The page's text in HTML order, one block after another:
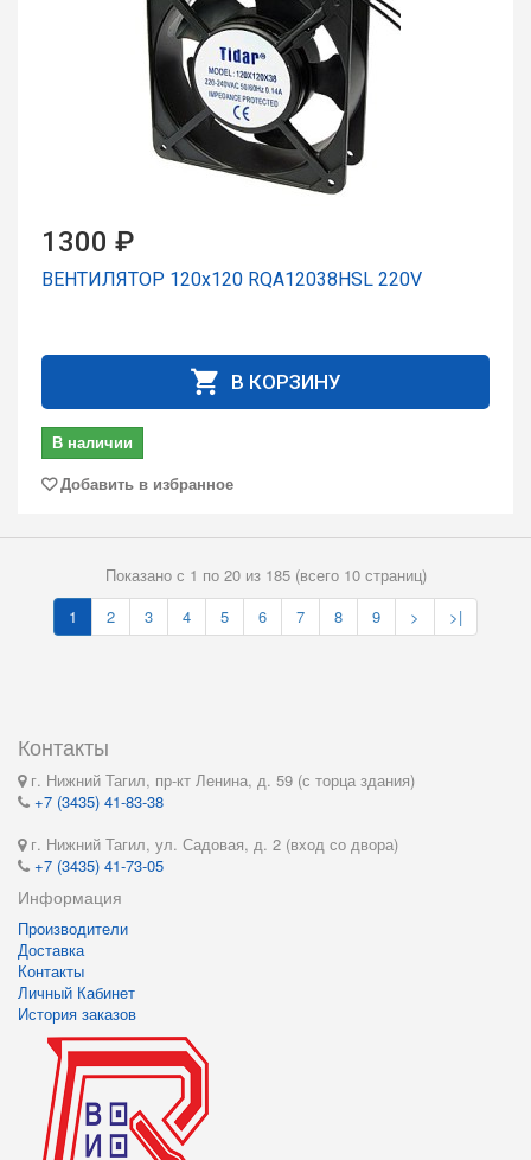
1300 ₽
ВЕНТИЛЯТОР 120x120 RQA12038HSL 220V
В КОРЗИНУ
В наличии
Добавить в избранное
Показано с 1 по 20 из 185 (всего 10 страниц)
1
2 3 4 5 6 7 8 9 > >|
Контакты
г. Нижний Тагил, пр-кт Ленина, д. 59 (с торца здания)
+7 (3435) 41-83-38
г. Нижний Тагил, ул. Садовая, д. 2 (вход со двора)
+7 (3435) 41-73-05
Информация
Производители
Доставка
Контакты
Личный Кабинет
История заказов